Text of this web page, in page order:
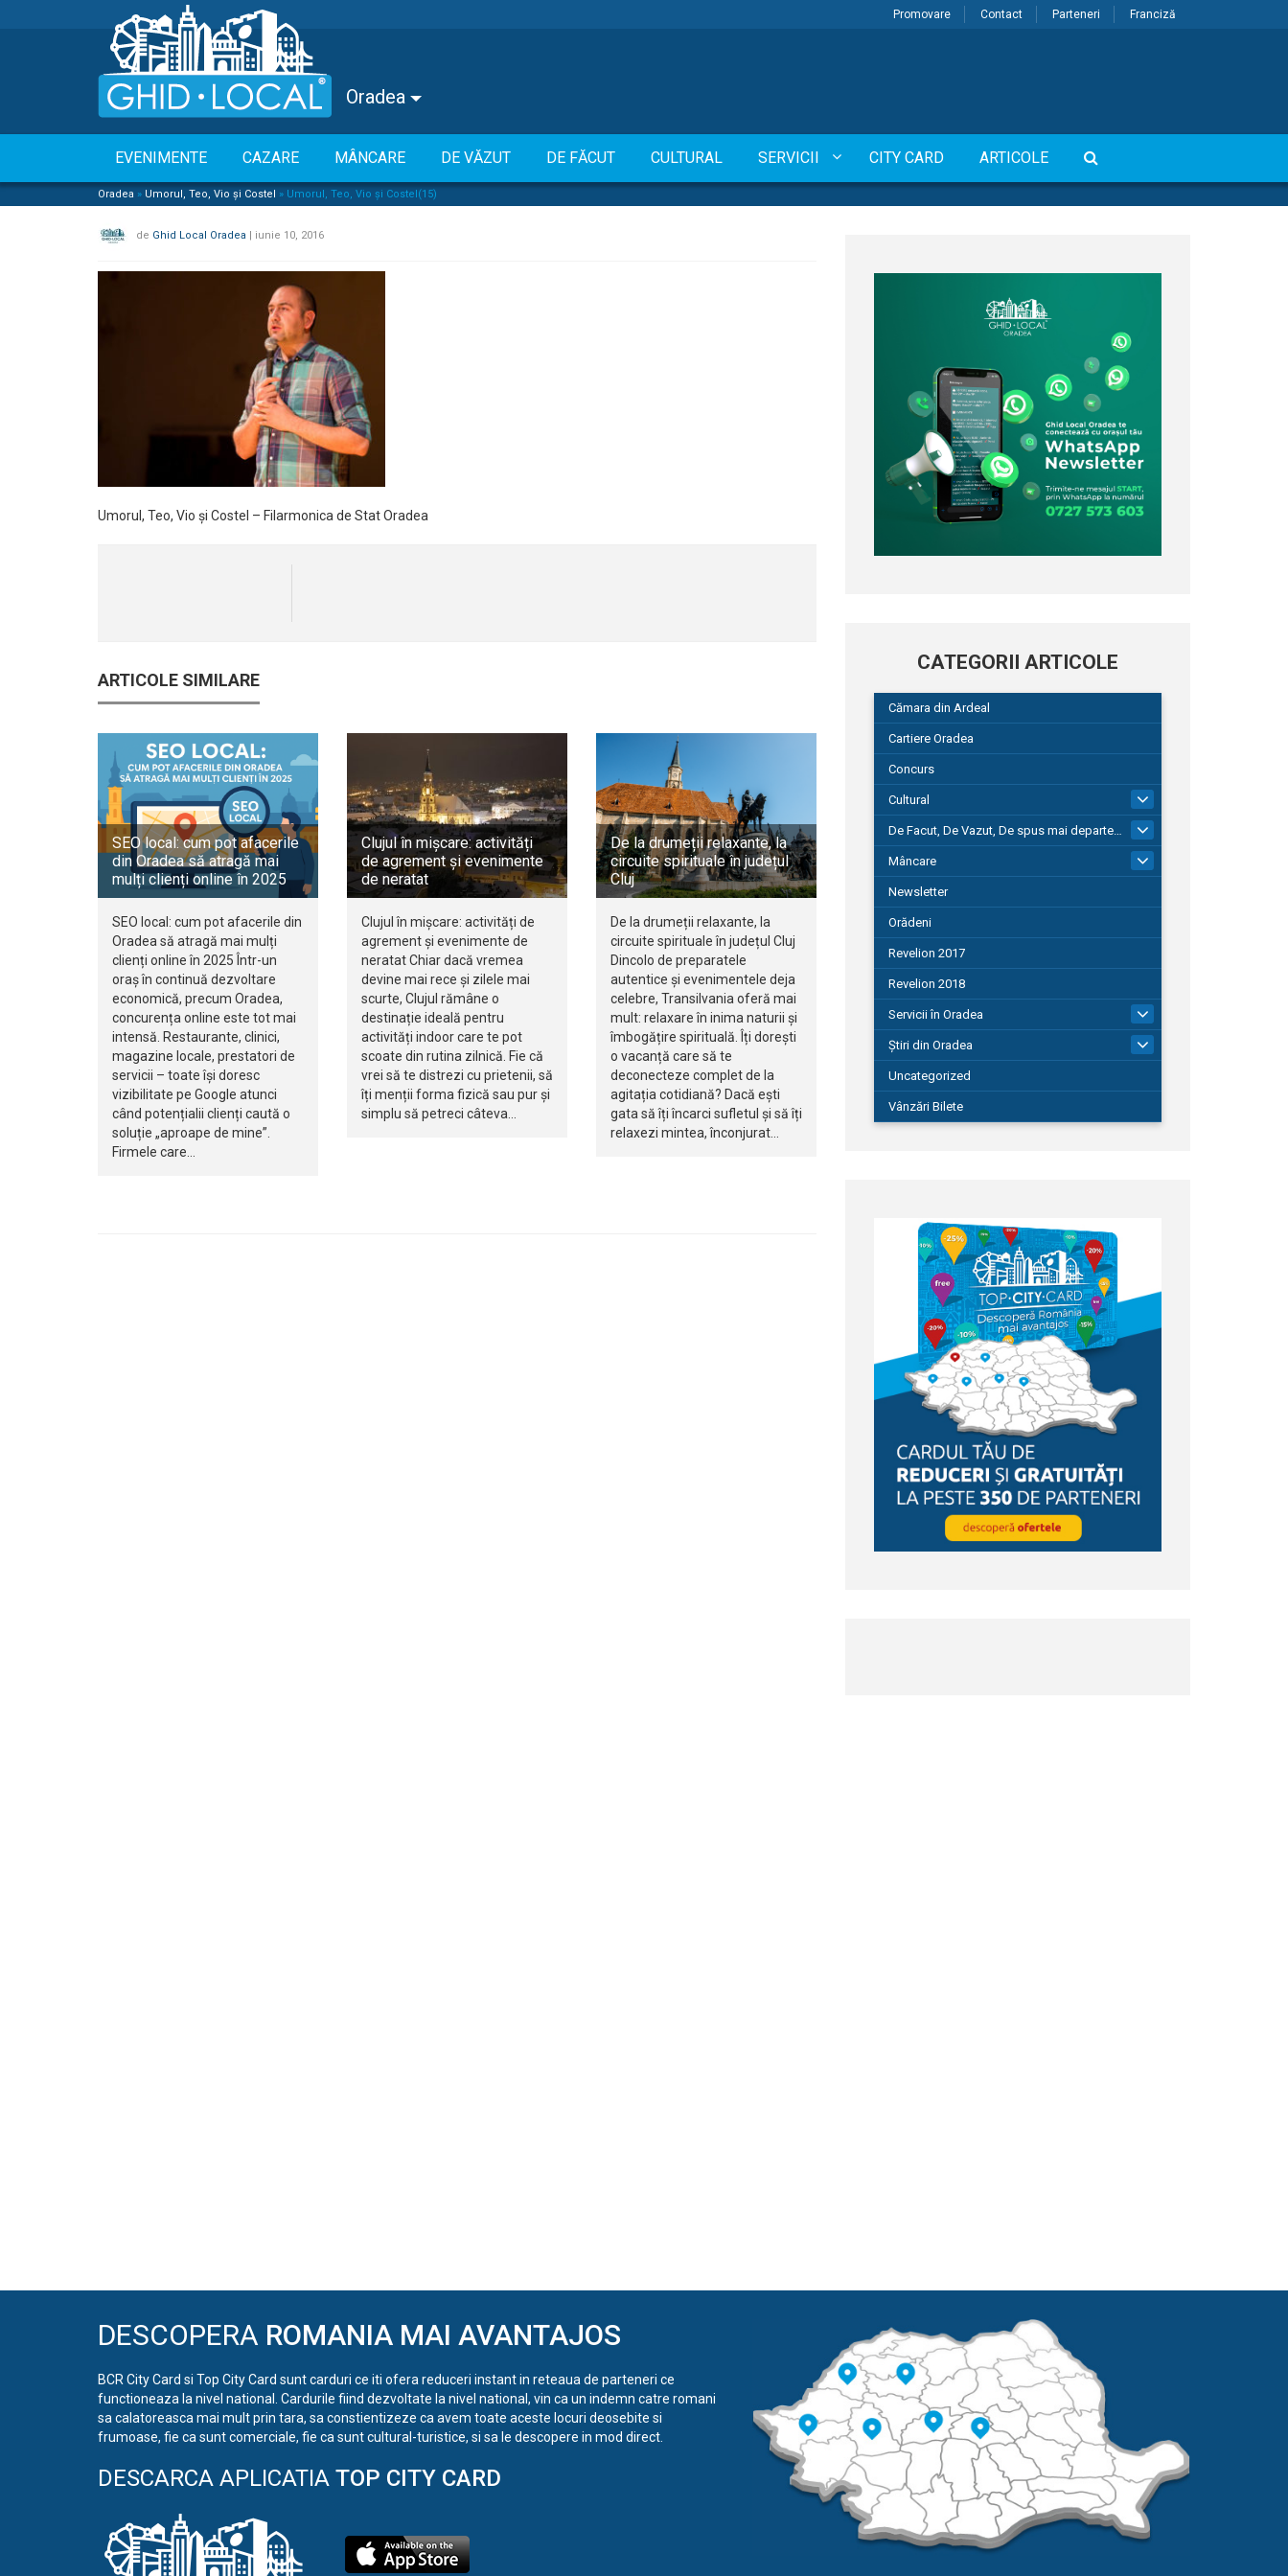
Promovare Contact Parteneri Franciză
Oradea
EVENIMENTE CAZARE MÂNCARE DE VĂZUT DE FĂCUT CULTURAL SERVICII CITY CARD ARTICOLE
Oradea » Umorul, Teo, Vio și Costel » Umorul, Teo, Vio și Costel(15)
de Ghid Local Oradea | iunie 10, 2016
Umorul, Teo, Vio și Costel – Filarmonica de Stat Oradea
ARTICOLE SIMILARE
SEO local: cum pot afacerile
din Oradea să atragă mai
mulți clienți online în 2025
SEO local: cum pot afacerile din
Oradea să atragă mai mulți
clienți online în 2025 Într-un
oraș în continuă dezvoltare
economică, precum Oradea,
concurența online este tot mai
intensă. Restaurante, clinici,
magazine locale, prestatori de
servicii – toate își doresc
vizibilitate pe Google atunci
când potențialii clienți caută o
soluție „aproape de mine”.
Firmele care…
Clujul în mișcare: activități
de agrement și evenimente
de neratat
Clujul în mișcare: activități de
agrement și evenimente de
neratat Chiar dacă vremea
devine mai rece și zilele mai
scurte, Clujul rămâne o
destinație ideală pentru
activități indoor care te pot
scoate din rutina zilnică. Fie că
vrei să te distrezi cu prietenii, să
îți menții forma fizică sau pur și
simplu să petreci câteva…
De la drumeții relaxante, la
circuite spirituale în județul
Cluj
De la drumeții relaxante, la
circuite spirituale în județul Cluj
Dincolo de preparatele
autentice și evenimentele deja
celebre, Transilvania oferă mai
mult: relaxare în inima naturii și
îmbogățire spirituală. Îți dorești
o vacanță care să te
deconecteze complet de la
agitația cotidiană? Dacă ești
gata să îți încarci sufletul și să îți
relaxezi mintea, înconjurat…
CATEGORII ARTICOLE
Cămara din Ardeal
Cartiere Oradea
Concurs
Cultural
De Facut, De Vazut, De spus mai departe…
580
Mâncare
Newsletter
Orădeni
Revelion 2017
Revelion 2018
Servicii în Oradea
104
Știri din Oradea
1.127
Uncategorized
Vânzări Bilete
DESCOPERA ROMANIA MAI AVANTAJOS
BCR City Card si Top City Card sunt carduri ce iti ofera reduceri instant in reteaua de parteneri ce
functioneaza la nivel national. Cardurile fiind dezvoltate la nivel national, vin ca un indemn catre romani
sa calatoreasca mai mult prin tara, sa constientizeze ca avem toate aceste locuri deosebite si
frumoase, fie ca sunt comerciale, fie ca sunt cultural-turistice, si sa le descopere in mod direct.
DESCARCA APLICATIA TOP CITY CARD